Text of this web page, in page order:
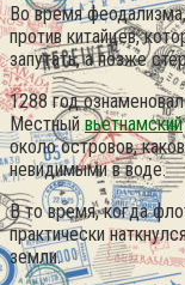
Во время
против китайцев,
запутать, а позже
1288 год
Местныйвьетнамский
около островов,
невидимыми в воде.
В то время, когда
практически
земли.